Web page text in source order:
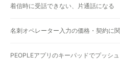
着信時に受話できない、片通話になる
名刺オペレーター入力の価格・契約に
PEOPLEアプリのキーパッドでプッシ